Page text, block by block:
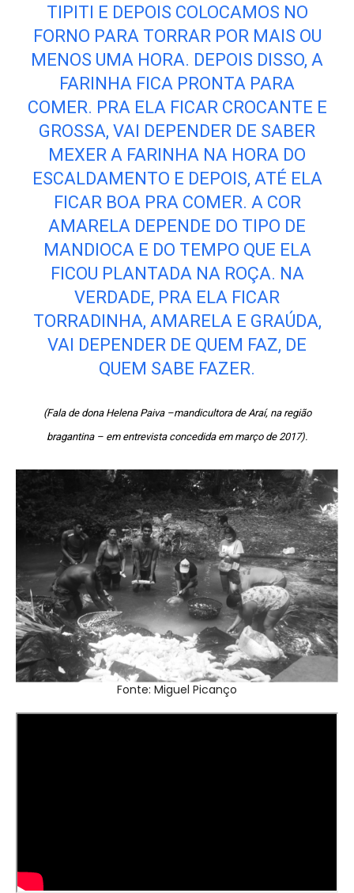
TIPITI E DEPOIS COLOCAMOS NO
FORNO PARA TORRAR POR MAIS OU
MENOS UMA HORA. DEPOIS DISSO, A
FARINHA FICA PRONTA PARA
COMER. PRA ELA FICAR CROCANTE E
GROSSA, VAI DEPENDER DE SABER
MEXER A FARINHA NA HORA DO
ESCALDAMENTO E DEPOIS, ATÉ ELA
FICAR BOA PRA COMER. A COR
AMARELA DEPENDE DO TIPO DE
MANDIOCA E DO TEMPO QUE ELA
FICOU PLANTADA NA ROÇA. NA
VERDADE, PRA ELA FICAR
TORRADINHA, AMARELA E GRAÚDA,
VAI DEPENDER DE QUEM FAZ, DE
QUEM SABE FAZER.
(Fala de dona Helena Paiva –mandicultora de Araí, na região
bragantina – em entrevista concedida em março de 2017).
Fonte: Miguel Picanço